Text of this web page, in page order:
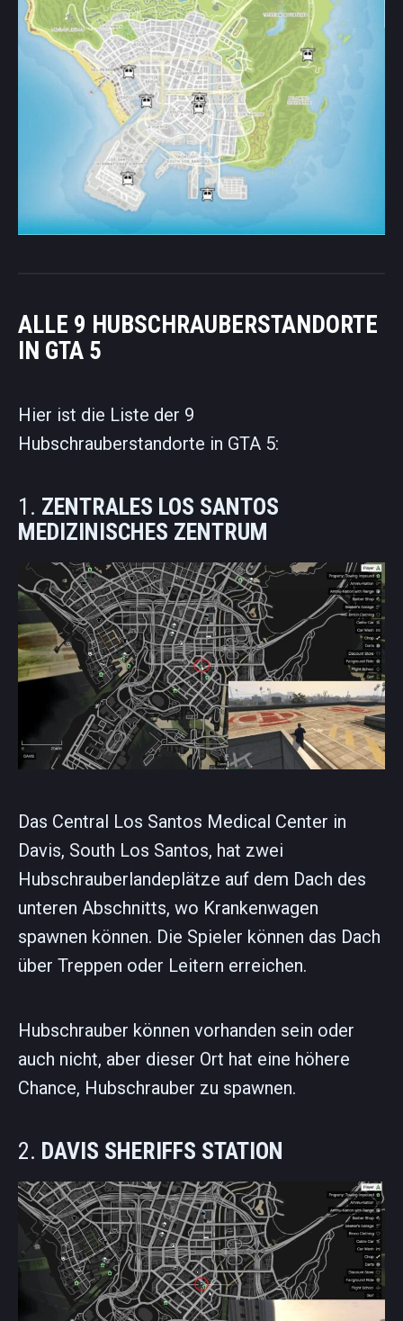
ALLE 9 HUBSCHRAUBERSTANDORTE
IN GTA 5
Hier ist die Liste der 9
Hubschrauberstandorte in GTA 5:
1. ZENTRALES LOS SANTOS
MEDIZINISCHES ZENTRUM
Das Central Los Santos Medical Center in
Davis, South Los Santos, hat zwei
Hubschrauberlandeplätze auf dem Dach des
unteren Abschnitts, wo Krankenwagen
spawnen können. Die Spieler können das Dach
über Treppen oder Leitern erreichen.
Hubschrauber können vorhanden sein oder
auch nicht, aber dieser Ort hat eine höhere
Chance, Hubschrauber zu spawnen.
2. DAVIS SHERIFFS STATION